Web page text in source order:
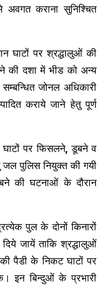
कराना सुनिश्चित
घाटों पर श्रद्धालुओं की
की दशा में भीड को अन्य
जोनल अधिकारी
कराये जाने हेतु पूर्ण
पर फिसलने, डूबने व
पुलिस नियुक्त की गयी
की घटनाओं के दौरान
पुल के दोनों किनारों
जायें ताकि श्रद्धालुओं
पैडी के निकट घाटों पर
इन बिन्दुओं के प्रभारी